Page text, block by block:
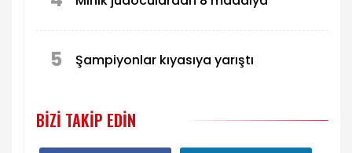
5 Şampiyonlar kıyasıya yarıştı
BIZI TAKIP EDIN